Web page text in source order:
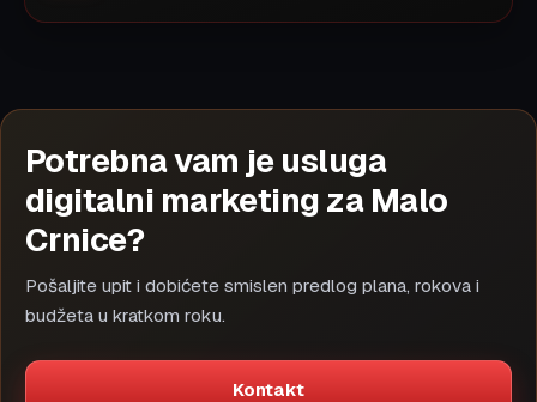
Potrebna vam je usluga
digitalni marketing za Malo
Crnice?
Pošaljite upit i dobićete smislen predlog plana, rokova i
budžeta u kratkom roku.
Kontakt